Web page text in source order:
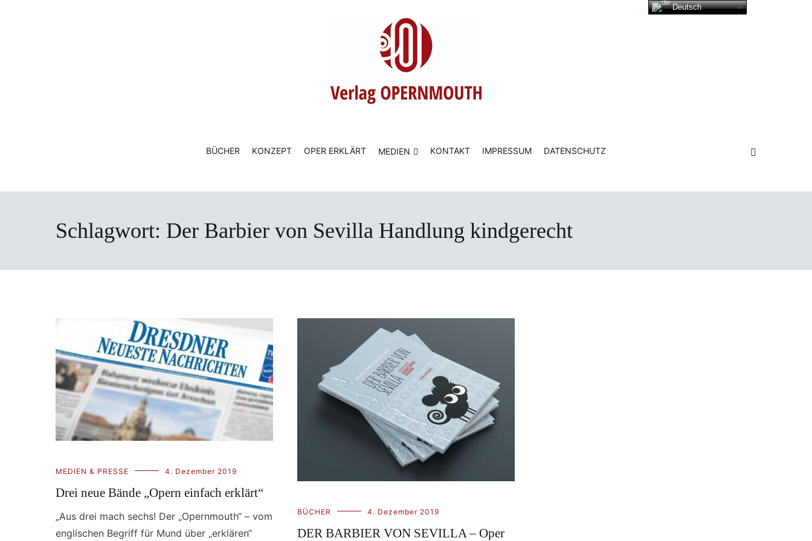
BÜCHER KONZEPT OPER ERKLÄRT MEDIEN KONTAKT IMPRESSUM DATENSCHUTZ
Schlagwort: Der Barbier von Sevilla Handlung kindgerecht
MEDIEN & PRESSE 4. Dezember 2019
Drei neue Bände „Opern einfach erklärt“
„Aus drei mach sechs! Der „Opernmouth“ – vom
englischen Begriff für Mund über „erklären“
BÜCHER 4. Dezember 2019
DER BARBIER VON SEVILLA – Oper
Deutsch